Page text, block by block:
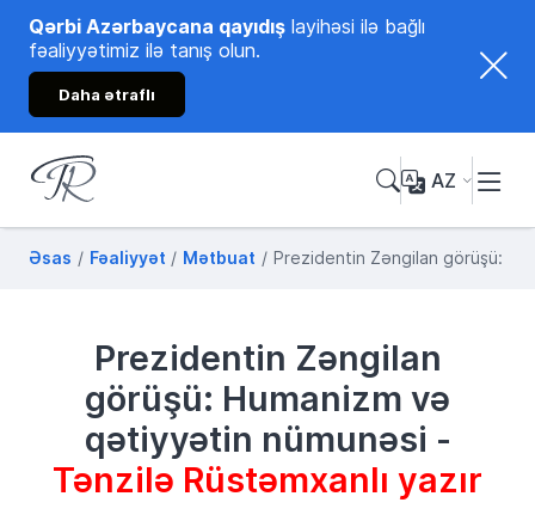
Qərbi Azərbaycana qayıdış layihəsi ilə bağlı
fəaliyyətimiz ilə tanış olun.
Daha ətraflı
Tənzilə Rüstəmxanlı
AZ
Əsas Fəaliyyət Mətbuat Prezidentin Zəngilan görüşü:
Prezidentin Zəngilan
görüşü: Humanizm və
qətiyyətin nümunəsi -
Tənzilə Rüstəmxanlı yazır